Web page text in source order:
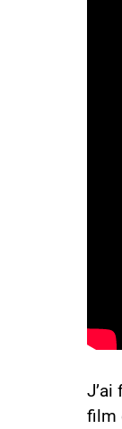
J’ai
film